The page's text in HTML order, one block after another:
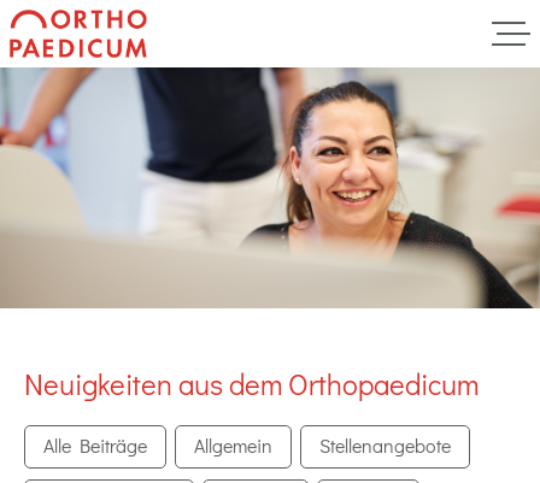
Neuigkeiten aus dem Orthopaedicum
Alle Beiträge Allgemein Stellenangebote